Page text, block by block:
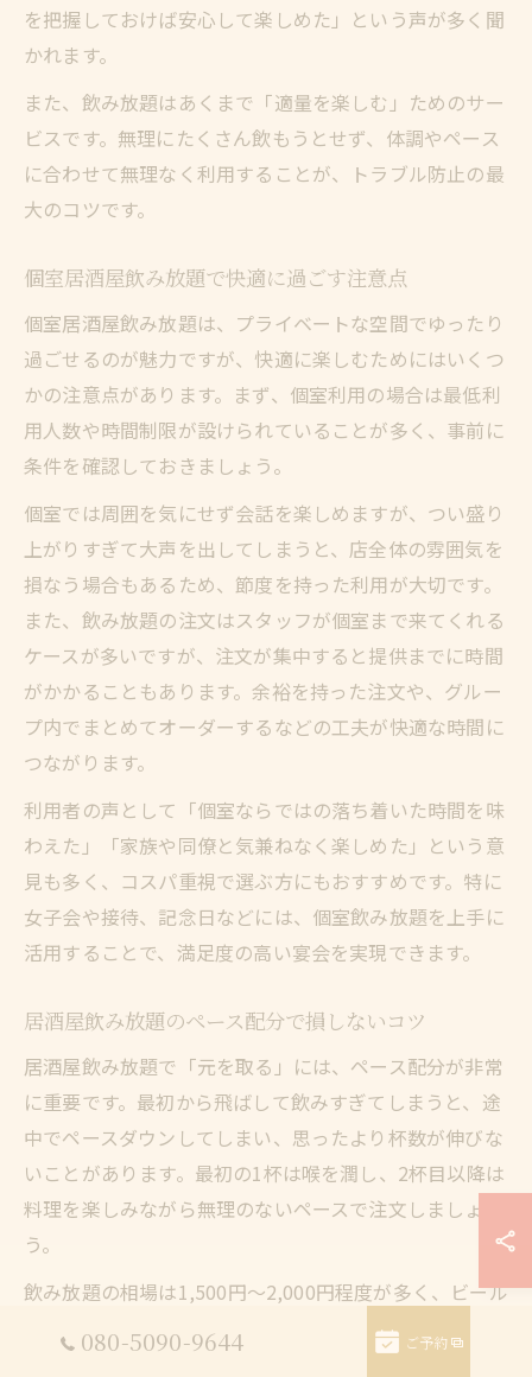
を把握しておけば安心して楽しめた」という声が多く聞
かれます。
また、飲み放題はあくまで「適量を楽しむ」ためのサー
ビスです。無理にたくさん飲もうとせず、体調やペース
に合わせて無理なく利用することが、トラブル防止の最
大のコツです。
個室居酒屋飲み放題で快適に過ごす注意点
個室居酒屋飲み放題は、プライベートな空間でゆったり
過ごせるのが魅力ですが、快適に楽しむためにはいくつ
かの注意点があります。まず、個室利用の場合は最低利
用人数や時間制限が設けられていることが多く、事前に
条件を確認しておきましょう。
個室では周囲を気にせず会話を楽しめますが、つい盛り
上がりすぎて大声を出してしまうと、店全体の雰囲気を
損なう場合もあるため、節度を持った利用が大切です。
また、飲み放題の注文はスタッフが個室まで来てくれる
ケースが多いですが、注文が集中すると提供までに時間
がかかることもあります。余裕を持った注文や、グルー
プ内でまとめてオーダーするなどの工夫が快適な時間に
つながります。
利用者の声として「個室ならではの落ち着いた時間を味
わえた」「家族や同僚と気兼ねなく楽しめた」という意
見も多く、コスパ重視で選ぶ方にもおすすめです。特に
女子会や接待、記念日などには、個室飲み放題を上手に
活用することで、満足度の高い宴会を実現できます。
居酒屋飲み放題のペース配分で損しないコツ
居酒屋飲み放題で「元を取る」には、ペース配分が非常
に重要です。最初から飛ばして飲みすぎてしまうと、途
中でペースダウンしてしまい、思ったより杯数が伸びな
いことがあります。最初の1杯は喉を潤し、2杯目以降は
料理を楽しみながら無理のないペースで注文しましょ
う。
飲み放題の相場は1,500円〜2,000円程度が多く、ビール
やサワー1杯あたり400円前後と仮定すると、4〜5杯程
度で元が取れる計算です。自分の体質やその日の体調を
080-5090-9644 ご予約